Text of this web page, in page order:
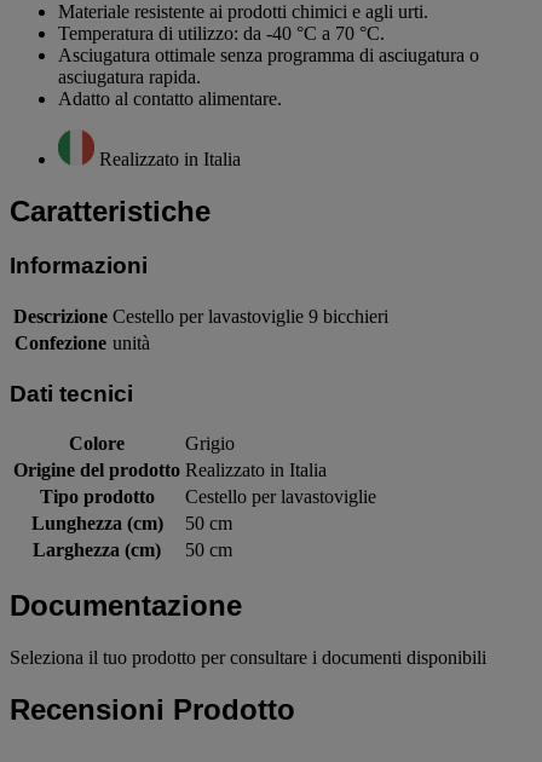
Materiale resistente ai prodotti chimici e agli urti.
Temperatura di utilizzo: da -40 °C a 70 °C.
Asciugatura ottimale senza programma di asciugatura o
asciugatura rapida.
Adatto al contatto alimentare.
Realizzato in Italia
Caratteristiche
Informazioni
Descrizione Cestello per lavastoviglie 9 bicchieri
Confezione unità
Dati tecnici
Colore
Grigio
Origine del prodotto Realizzato in Italia
Tipo prodotto
Cestello per lavastoviglie
Lunghezza (cm)
50 cm
Larghezza (cm)
50 cm
Documentazione
Seleziona il tuo prodotto per consultare i documenti disponibili
Recensioni Prodotto